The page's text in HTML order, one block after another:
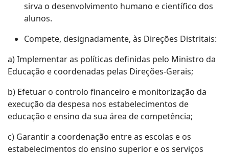
sirva o desenvolvimento humano e científico dos
alunos.
Compete, designadamente, às Direções Distritais:
a) Implementar as políticas definidas pelo Ministro da
Educação e coordenadas pelas Direções-Gerais;
b) Efetuar o controlo financeiro e monitorização da
execução da despesa nos estabelecimentos de
educação e ensino da sua área de competência;
c) Garantir a coordenação entre as escolas e os
estabelecimentos do ensino superior e os serviços